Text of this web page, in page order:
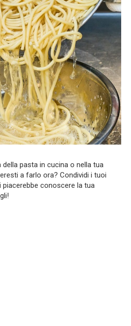
della pasta in cucina o nella tua
a farlo ora? Condividi i tuoi
conoscere la tua